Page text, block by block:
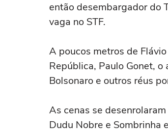
então desembargador do
vaga no STF.
A poucos metros de
República, Paulo Gonet,
Bolsonaro e outros réus
As cenas se
Dudu Nobre e Sombrinha